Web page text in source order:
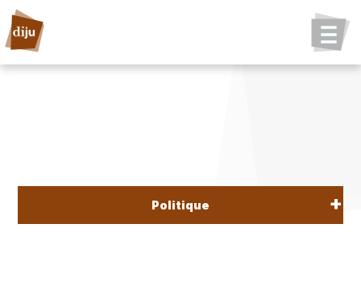
Politique